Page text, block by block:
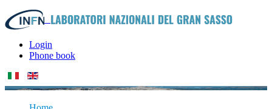
Login
Phone book